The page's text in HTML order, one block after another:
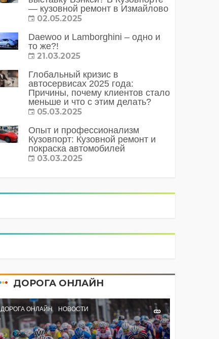
— кузовной ремонт в Измайлово
02.05.2025
Daewoo и Lamborghini – одно и
то же?!
21.03.2025
Глобальный кризис в
автосервисах 2025 года:
Причины, почему клиентов стало
меньше и что с этим делать?
05.03.2025
Опыт и профессионализм
Кузовпорт: Кузовной ремонт и
покраска автомобилей
03.03.2025
ДОРОГА ОНЛАЙН
ДОРОГА ОНЛАЙН НОВОСТИ